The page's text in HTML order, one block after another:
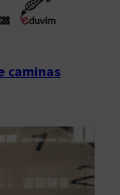
caminas